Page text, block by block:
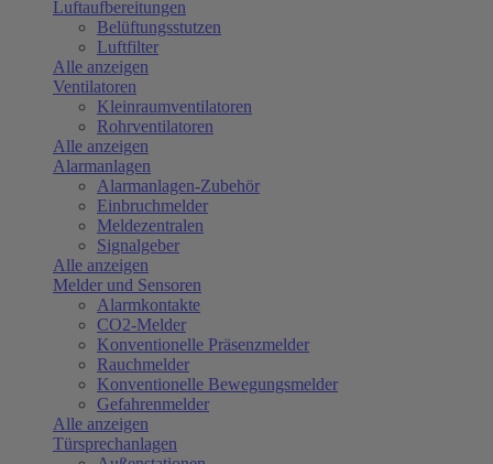
Luftaufbereitungen
Belüftungsstutzen
Luftfilter
Alle anzeigen
Ventilatoren
Kleinraumventilatoren
Rohrventilatoren
Alle anzeigen
Alarmanlagen
Alarmanlagen-Zubehör
Einbruchmelder
Meldezentralen
Signalgeber
Alle anzeigen
Melder und Sensoren
Alarmkontakte
CO2-Melder
Konventionelle Präsenzmelder
Rauchmelder
Konventionelle Bewegungsmelder
Gefahrenmelder
Alle anzeigen
Türsprechanlagen